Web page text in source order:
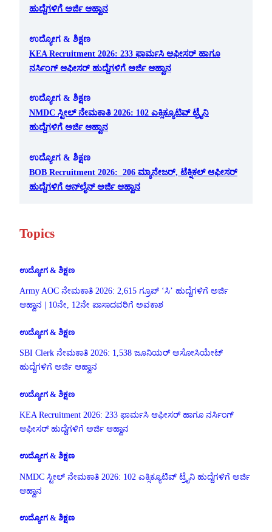
ಹುದ್ದೆಗಳಿಗೆ ಅರ್ಜಿ ಆಹ್ವಾನ
ಉದ್ಯೋಗ & ಶಿಕ್ಷಣ
KEA Recruitment 2026: 233 ಫಾರ್ಮಸಿ ಆಫೀಸರ್ ಹಾಗೂ
ನರ್ಸಿಂಗ್ ಆಫೀಸರ್ ಹುದ್ದೆಗಳಿಗೆ ಅರ್ಜಿ ಆಹ್ವಾನ
ಉದ್ಯೋಗ & ಶಿಕ್ಷಣ
NMDC ಸ್ಟೀಲ್ ನೇಮಕಾತಿ 2026: 102 ಎಕ್ಸಿಕ್ಯೂಟಿವ್ ಟ್ರೈನಿ
ಹುದ್ದೆಗಳಿಗೆ ಅರ್ಜಿ ಆಹ್ವಾನ
ಉದ್ಯೋಗ & ಶಿಕ್ಷಣ
BOB Recruitment 2026: 206 ಮ್ಯಾನೇಜರ್, ಟೆಕ್ನಿಕಲ್ ಆಫೀಸರ್
ಹುದ್ದೆಗಳಿಗೆ ಆನ್‌ಲೈನ್ ಅರ್ಜಿ ಆಹ್ವಾನ
Topics
ಉದ್ಯೋಗ & ಶಿಕ್ಷಣ
Army AOC ನೇಮಕಾತಿ 2026: 2,615 ಗ್ರೂಪ್ ‘ಸಿ’ ಹುದ್ದೆಗಳಿಗೆ ಅರ್ಜಿ
ಆಹ್ವಾನ | 10ನೇ, 12ನೇ ಪಾಸಾದವರಿಗೆ ಅವಕಾಶ
ಉದ್ಯೋಗ & ಶಿಕ್ಷಣ
SBI Clerk ನೇಮಕಾತಿ 2026: 1,538 ಜೂನಿಯರ್ ಅಸೋಸಿಯೇಟ್
ಹುದ್ದೆಗಳಿಗೆ ಅರ್ಜಿ ಆಹ್ವಾನ
ಉದ್ಯೋಗ & ಶಿಕ್ಷಣ
KEA Recruitment 2026: 233 ಫಾರ್ಮಸಿ ಆಫೀಸರ್ ಹಾಗೂ ನರ್ಸಿಂಗ್
ಆಫೀಸರ್ ಹುದ್ದೆಗಳಿಗೆ ಅರ್ಜಿ ಆಹ್ವಾನ
ಉದ್ಯೋಗ & ಶಿಕ್ಷಣ
NMDC ಸ್ಟೀಲ್ ನೇಮಕಾತಿ 2026: 102 ಎಕ್ಸಿಕ್ಯೂಟಿವ್ ಟ್ರೈನಿ ಹುದ್ದೆಗಳಿಗೆ ಅರ್ಜಿ
ಆಹ್ವಾನ
ಉದ್ಯೋಗ & ಶಿಕ್ಷಣ